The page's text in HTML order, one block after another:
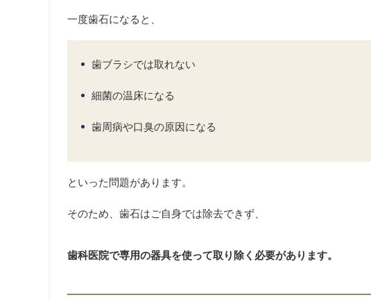
一度歯石になると、
歯ブラシでは取れない
細菌の温床になる
歯周病や口臭の原因になる
といった問題があります。
そのため、歯石はご自身では除去できず、
歯科医院で専用の器具を使って取り除く必要があります。